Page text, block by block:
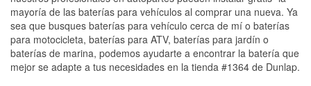
mayoría de las baterías para vehículos al comprar una nueva. Ya
sea que busques baterías para vehículo cerca de mí o baterías
para motocicleta, baterías para ATV, baterías para jardín o
baterías de marina, podemos ayudarte a encontrar la batería que
mejor se adapte a tus necesidades en la tienda #1364 de Dunlap.